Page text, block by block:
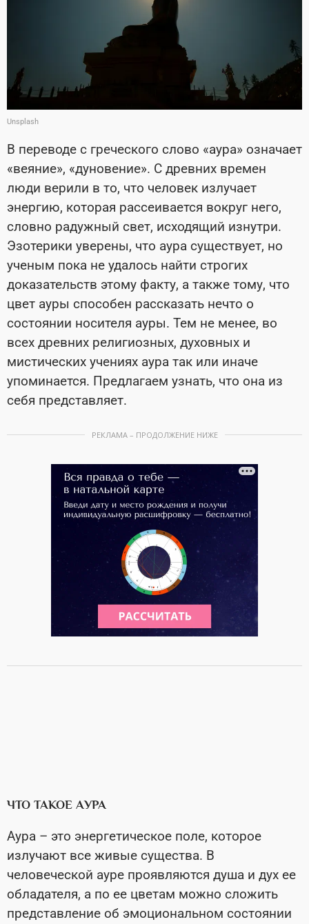
Unsplash
В переводе с греческого слово «аура» означает
«веяние», «дуновение». С древних времен
люди верили в то, что человек излучает
энергию, которая рассеивается вокруг него,
словно радужный свет, исходящий изнутри.
Эзотерики уверены, что аура существует, но
ученым пока не удалось найти строгих
доказательств этому факту, а также тому, что
цвет ауры способен рассказать нечто о
состоянии носителя ауры. Тем не менее, во
всех древних религиозных, духовных и
мистических учениях аура так или иначе
упоминается. Предлагаем узнать, что она из
себя представляет.
РЕКЛАМА – ПРОДОЛЖЕНИЕ НИЖЕ
ЧТО ТАКОЕ АУРА
Аура – это энергетическое поле, которое
излучают все живые существа. В
человеческой ауре проявляются душа и дух ее
обладателя, а по ее цветам можно сложить
представление об эмоциональном состоянии